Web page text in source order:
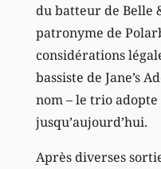
du batteur de Belle
patronyme de
considérations
bassiste de Jane’s
nom – le trio adopte
jusqu’aujourd’hui.
Après diverses